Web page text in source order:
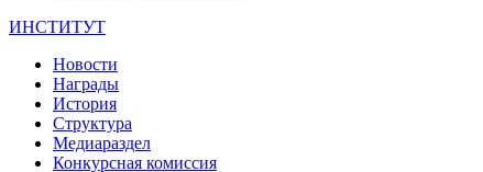
ИНСТИТУТ
Новости
Награды
История
Структура
Медиараздел
Конкурсная комиссия